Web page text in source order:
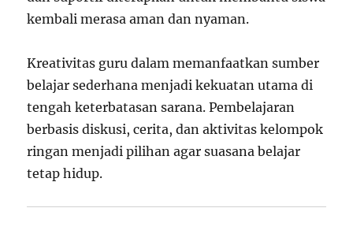
kembali merasa aman dan nyaman.
Kreativitas guru dalam memanfaatkan sumber
belajar sederhana menjadi kekuatan utama di
tengah keterbatasan sarana. Pembelajaran
berbasis diskusi, cerita, dan aktivitas kelompok
ringan menjadi pilihan agar suasana belajar
tetap hidup.